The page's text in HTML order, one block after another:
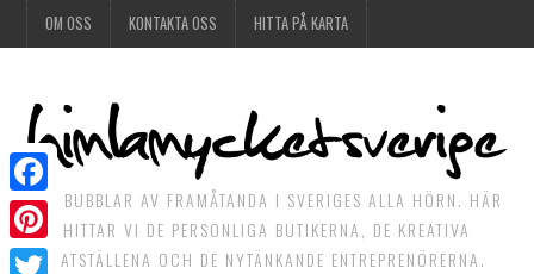
OM OSS KONTAKTA OSS HITTA PÅ KARTA
DET BUBBLAR AV FRAMÅTANDA I SVERIGES ALLA HÖRN. HÄR
HITTAR VI DE PERSONLIGA BUTIKERNA, DE KREATIVA
MATSTÄLLENA OCH DE NYTÄNKANDE ENTREPRENÖRERNA.
Facebook
Pinterest